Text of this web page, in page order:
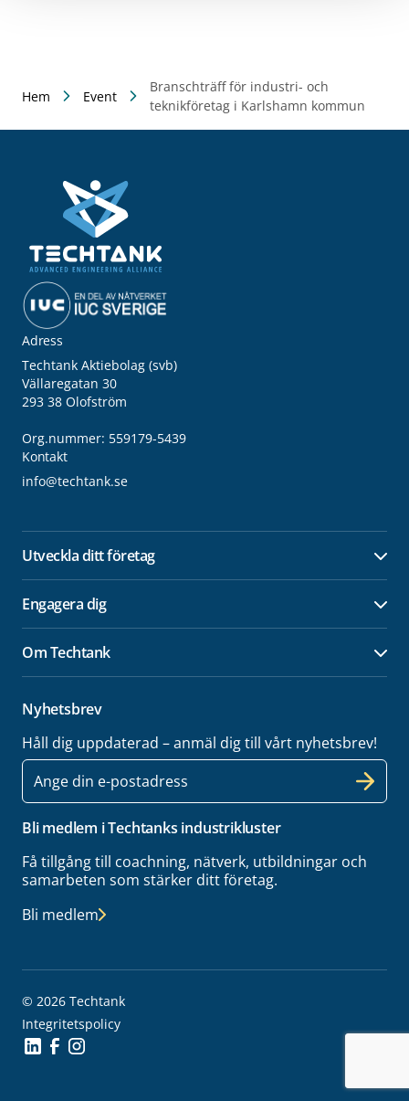
Hem Event
Branschträff för industri- och
teknikföretag i Karlshamn kommun
Adress
Techtank Aktiebolag (svb)
Vällaregatan 30
293 38 Olofström
Org.nummer: 559179-5439
Kontakt
info@techtank.se
Utveckla ditt företag
Engagera dig
Om Techtank
Nyhetsbrev
Håll dig uppdaterad – anmäl dig till vårt nyhetsbrev!
E-
post
Bli medlem i Techtanks industrikluster
Få tillgång till coachning, nätverk, utbildningar och
samarbeten som stärker ditt företag.
Bli medlem
© 2026 Techtank
Integritetspolicy
Social Icon
Social Icon
Social Icon